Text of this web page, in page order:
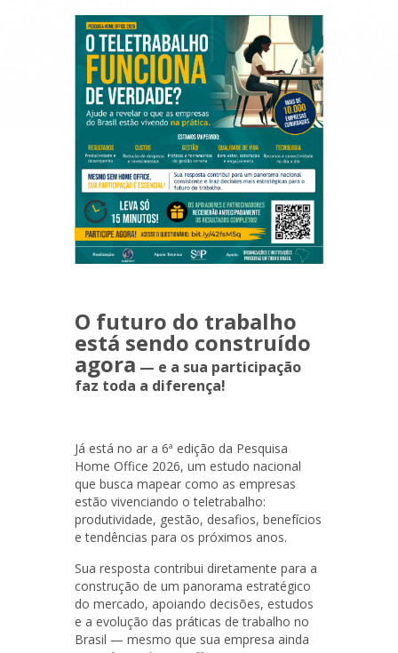
O futuro do trabalho
está sendo construído
agora — e a sua participação
faz toda a diferença!
Já está no ar a 6ª edição da Pesquisa
Home Office 2026, um estudo nacional
que busca mapear como as empresas
estão vivenciando o teletrabalho:
produtividade, gestão, desafios, benefícios
e tendências para os próximos anos.
Sua resposta contribui diretamente para a
construção de um panorama estratégico
do mercado, apoiando decisões, estudos
e a evolução das práticas de trabalho no
Brasil — mesmo que sua empresa ainda